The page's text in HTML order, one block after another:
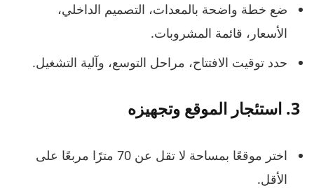
ضع خطة واضحة بالمعدات، التصميم الداخلي،
الأسعار، قائمة المشروبات.
حدد توقيت الافتتاح، مراحل التوسع، وآلية التشغيل.
3. استئجار الموقع وتجهيزه
اختر موقعًا بمساحة لا تقل عن 70 مترًا مربعًا على
الأقل.